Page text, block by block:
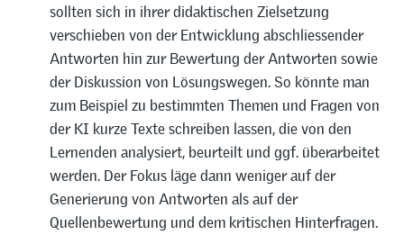
sollten sich in ihrer didaktischen Zielsetzung
verschieben von der Entwicklung abschliessender
Antworten hin zur Bewertung der Antworten sowie
der Diskussion von Lösungswegen. So könnte man
zum Beispiel zu bestimmten Themen und Fragen von
der KI kurze Texte schreiben lassen, die von den
Lernenden analysiert, beurteilt und ggf. überarbeitet
werden. Der Fokus läge dann weniger auf der
Generierung von Antworten als auf der
Quellenbewertung und dem kritischen Hinterfragen.